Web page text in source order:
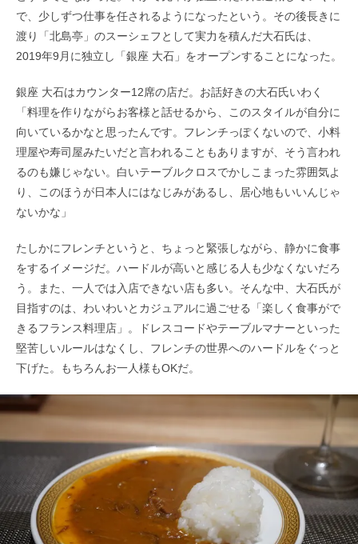
で、少しずつ仕事を任されるようになったという。その後長きに
渡り「北島亭」のスーシェフとして実力を積んだ大石氏は、
2019年9月に独立し「銀座 大石」をオープンすることになった。
銀座 大石はカウンター12席の店だ。お話好きの大石氏いわく
「料理を作りながらお客様と話せるから、このスタイルが自分に
向いているかなと思ったんです。フレンチっぽくないので、小料
理屋や寿司屋みたいだと言われることもありますが、そう言われ
るのも嫌じゃない。白いテーブルクロスでかしこまった雰囲気よ
り、このほうが日本人にはなじみがあるし、居心地もいいんじゃ
ないかな」
たしかにフレンチというと、ちょっと緊張しながら、静かに食事
をするイメージだ。ハードルが高いと感じる人も少なくないだろ
う。また、一人では入店できない店も多い。そんな中、大石氏が
目指すのは、わいわいとカジュアルに過ごせる「楽しく食事がで
きるフランス料理店」。ドレスコードやテーブルマナーといった
堅苦しいルールはなくし、フレンチの世界へのハードルをぐっと
下げた。もちろんお一人様もOKだ。